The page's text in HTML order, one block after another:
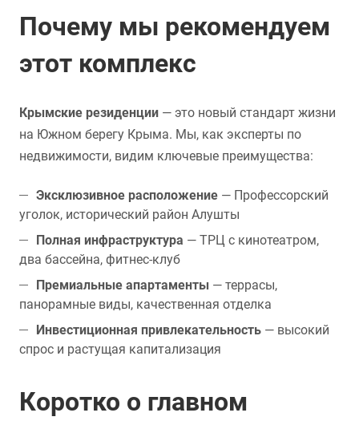
Почему мы рекомендуем
этот комплекс
Крымские резиденции — это новый стандарт жизни
на Южном берегу Крыма. Мы, как эксперты по
недвижимости, видим ключевые преимущества:
Эксклюзивное расположение — Профессорский
уголок, исторический район Алушты
Полная инфраструктура — ТРЦ с кинотеатром,
два бассейна, фитнес-клуб
Премиальные апартаменты — террасы,
панорамные виды, качественная отделка
Инвестиционная привлекательность — высокий
спрос и растущая капитализация
Коротко о главном